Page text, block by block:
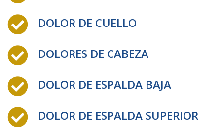
DOLOR DE CUELLO
DOLORES DE CABEZA
DOLOR DE ESPALDA BAJA
DOLOR DE ESPALDA SUPERIOR